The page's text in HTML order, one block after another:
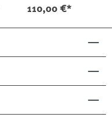
Dunkelbraun
Fischgrat
110,00 €*